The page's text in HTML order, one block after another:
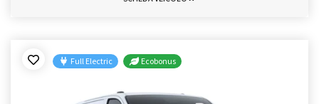
Full Electric Ecobonus